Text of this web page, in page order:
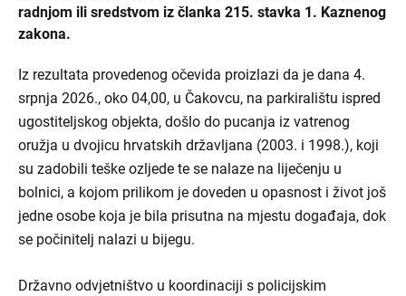
radnjom ili sredstvom iz članka 215. stavka 1. Kaznenog
zakona.
Iz rezultata provedenog očevida proizlazi da je dana 4.
srpnja 2026., oko 04,00, u Čakovcu, na parkiralištu ispred
ugostiteljskog objekta, došlo do pucanja iz vatrenog
oružja u dvojicu hrvatskih državljana (2003. i 1998.), koji
su zadobili teške ozljede te se nalaze na liječenju u
bolnici, a kojom prilikom je doveden u opasnost i život još
jedne osobe koja je bila prisutna na mjestu događaja, dok
se počinitelj nalazi u bijegu.
Državno odvjetništvo u koordinaciji s policijskim